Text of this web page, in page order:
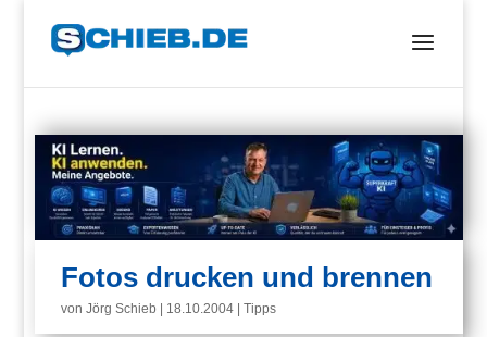
Fotos drucken und brennen
vonJörg Schieb 18.10.2004 |Tipps